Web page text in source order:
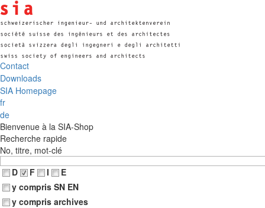
Contact
Downloads
SIA Homepage
fr
de
Bienvenue à la SIA-Shop
Recherche rapide
No, titre, mot-clé
D
F I
E
y compris SN EN
y compris archives